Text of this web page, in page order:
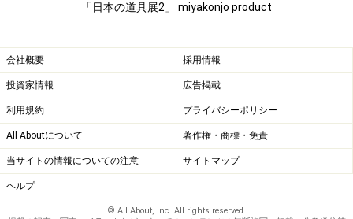
「日本の道具展2」 miyakonjo product
会社概要 採用情報
投資家情報 広告掲載
利用規約 プライバシーポリシー
All Aboutについて 著作権・商標・免責
当サイトの情報についての注意 サイトマップ
ヘルプ
© All About, Inc. All rights reserved.